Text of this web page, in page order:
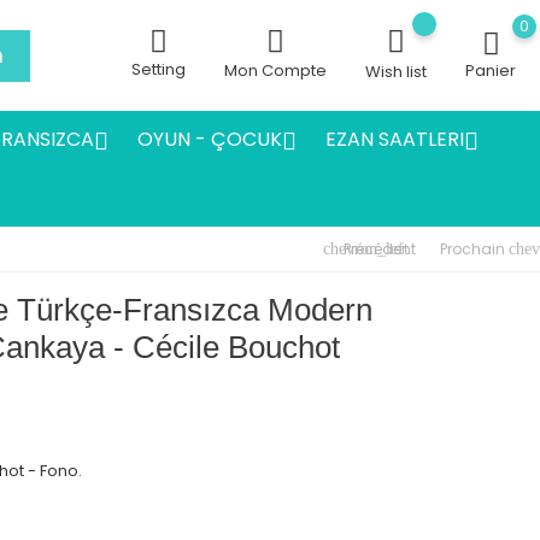
Setting Mon Compte Wish list
0
Panier
 OYUN - ÇOCUK EZAN SAATLERI
chevron_left
Précédent Prochain
Türkçe-Fransızca Modern
- Cécile Bouchot
- Fono.